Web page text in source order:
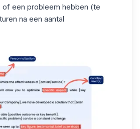
een probleem hebben (te
na een aantal